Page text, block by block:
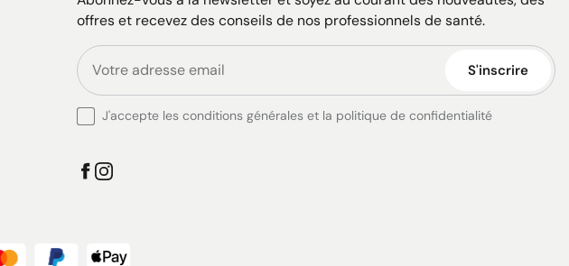
offres et recevez des conseils de nos professionnels de santé.
S'inscrire
J'accepte les conditions générales et la politique de confidentialité